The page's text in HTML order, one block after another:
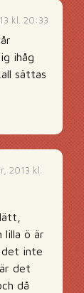
kl. 20:33
ihåg
sättas
2013 kl.
lilla ö är
inte
det
då